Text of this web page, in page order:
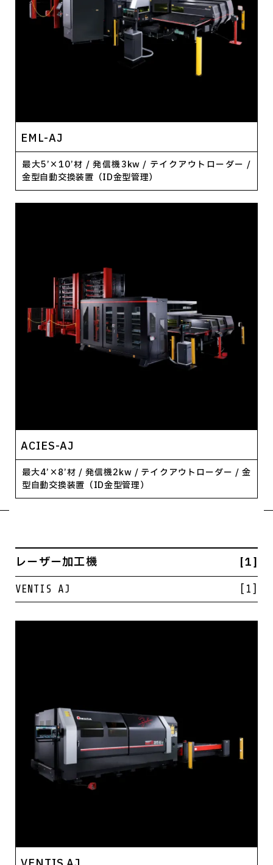
EML-AJ
最大5’×10’材 / 発信機3kw / テイクアウトローダー /
金型自動交換装置（ID金型管理）
ACIES-AJ
最大4’×8’材 / 発信機2kw / テイクアウトローダー / 金
型自動交換装置（ID金型管理）
レーザー加工機 [1]
VENTIS AJ [1]